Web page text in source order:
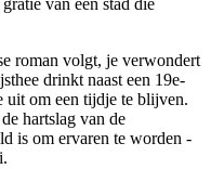
van een stad die
roman volgt, je verwondert
drinkt naast een 19e-
uit om een tijdje te blijven.
hartslag van de
is om ervaren te worden -